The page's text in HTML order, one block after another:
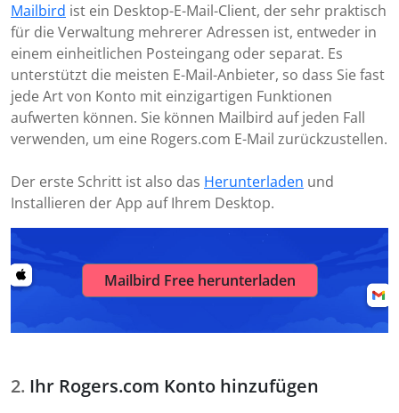
Mailbird ist ein Desktop-E-Mail-Client, der sehr praktisch
für die Verwaltung mehrerer Adressen ist, entweder in
einem einheitlichen Posteingang oder separat. Es
unterstützt die meisten E-Mail-Anbieter, so dass Sie fast
jede Art von Konto mit einzigartigen Funktionen
aufwerten können. Sie können Mailbird auf jeden Fall
verwenden, um eine Rogers.com E-Mail zurückzustellen.
Der erste Schritt ist also das Herunterladen und
Installieren der App auf Ihrem Desktop.
Mailbird Free herunterladen
Ihr Rogers.com Konto hinzufügen